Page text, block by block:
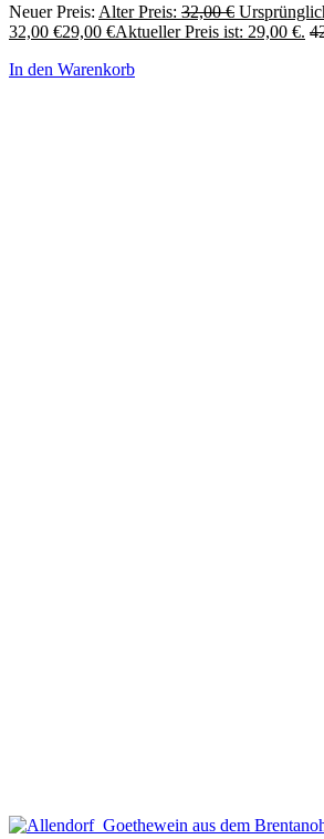
Neuer Preis: Alter Preis: 32,00€
32,00 €29,00 €Aktueller Preis ist: 29,00 €.
In den Warenkorb